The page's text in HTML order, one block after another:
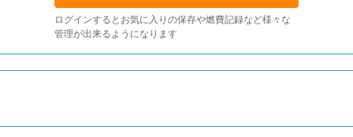
ログインするとお気に入りの保存や燃費記録など様々な
管理が出来るようになります